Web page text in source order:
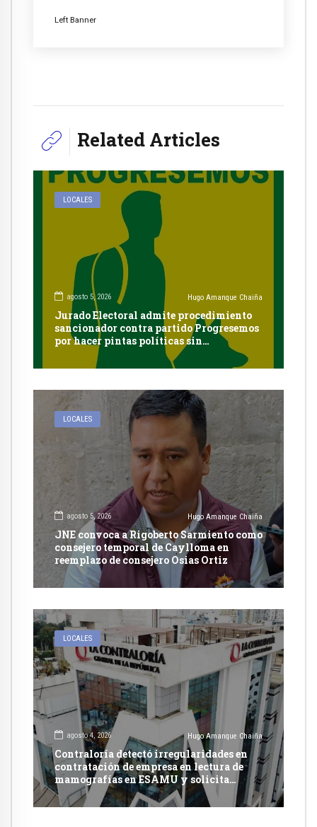
Left Banner
Related Articles
LOCALES
agosto 5, 2026 Hugo Amanque Chaiña
Jurado Electoral admite procedimiento
sancionador contra partido Progresemos
por hacer pintas políticas sin
autorización en Cayma
LOCALES
agosto 5, 2026 Hugo Amanque Chaiña
JNE convoca a Rigoberto Sarmiento como
consejero temporal de Caylloma en
reemplazo de consejero Osias Ortiz
LOCALES
agosto 4, 2026 Hugo Amanque Chaiña
Contraloría detectó irregularidades en
contratación de empresa en lectura de
mamografías en ESAMU y solicita
acciones penales contra funcionarios